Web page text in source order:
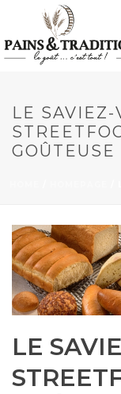
LE SAVIEZ-
GOÛTEUSE
LE